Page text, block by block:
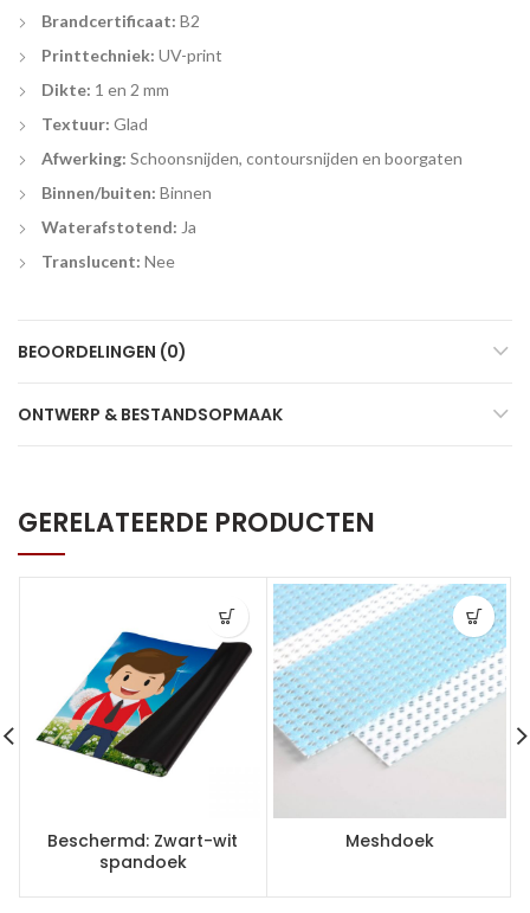
Brandcertificaat: B2
Printtechniek: UV-print
Dikte: 1 en 2 mm
Textuur: Glad
Afwerking: Schoonsnijden, contoursnijden en boorgaten
Binnen/buiten: Binnen
Waterafstotend: Ja
Translucent: Nee
BEOORDELINGEN (0)
ONTWERP & BESTANDSOPMAAK
GERELATEERDE PRODUCTEN
Beschermd: Zwart-wit
spandoek
Meshdoek